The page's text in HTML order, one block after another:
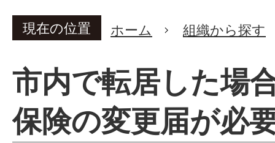
現在の位置 ホーム 組織から探す
市内で転居した場
保険の変更届が必